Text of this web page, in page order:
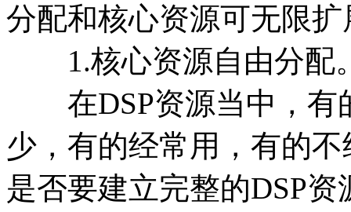
分配和核心资源可无限扩
1.核心资源自由分配
在DSP资源当中，有
少，有的经常用，有的
是否要建立完整的DSP